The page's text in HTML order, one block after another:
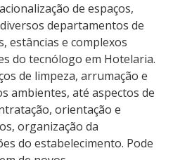
de espaços,
departamentos de
estâncias e complexos
do tecnólogo em Hotelaria.
de limpeza, arrumação e
ambientes, até aspectos de
orientação e
organização da
do estabelecimento. Pode